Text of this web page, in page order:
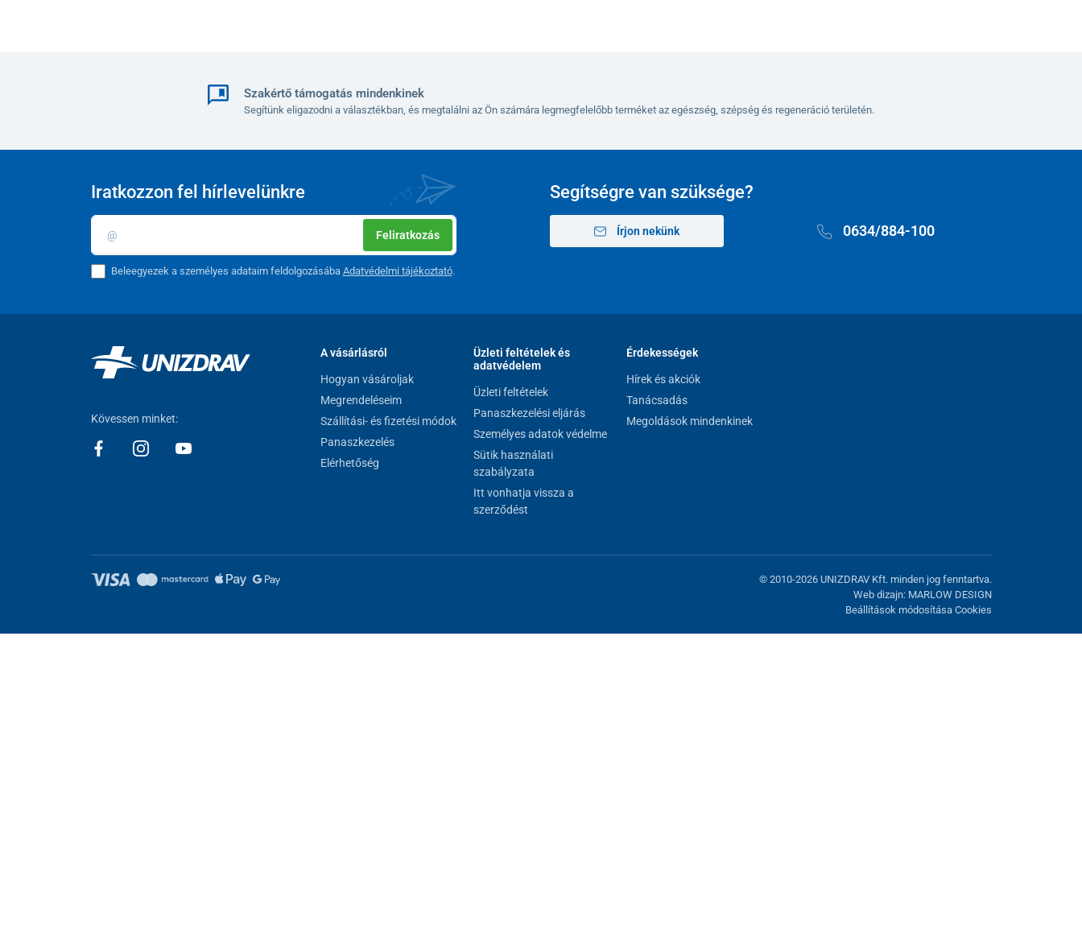
Szakértő támogatás mindenkinek
Segítünk eligazodni a választékban, és megtalálni az Ön számára legmegfelelőbb terméket az egészség, szépség és regeneráció területén.
Segítségre van szüksége?
Írjon nekünk 0634/884-100
Iratkozzon fel hírlevelünkre
Feliratkozás
Beleegyezek a személyes adataim feldolgozásába Adatvédelmi tájékoztató.
Kövessen minket:
A vásárlásról
Hogyan vásároljak
Megrendeléseim
Szállítási- és fizetési módok
Panaszkezelés
Elérhetőség
Üzleti feltételek és
adatvédelem
Üzleti feltételek
Panaszkezelési eljárás
Személyes adatok védelme
Sütik használati
szabályzata
Itt vonhatja vissza a
szerződést
Érdekességek
Hírek és akciók
Tanácsadás
Megoldások mindenkinek
© 2010-2026 UNIZDRAV Kft. minden jog fenntartva.
Web dizajn: MARLOW DESIGN
Beállítások módosítása Cookies